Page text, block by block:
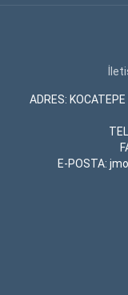
ADRES:
E-POSTA: